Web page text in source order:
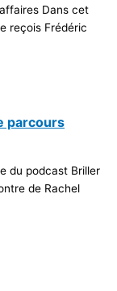
Dans cet
reçois Frédéric
parcours
du podcast Briller
de Rachel